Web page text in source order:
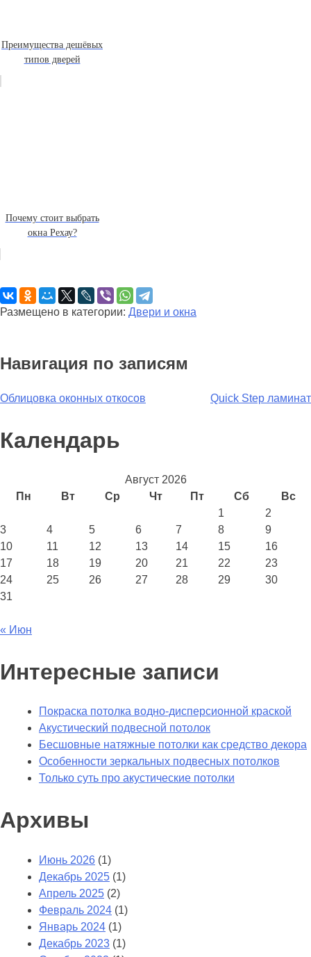
Преимущества дешёвых
типов дверей
Почему стоит выбрать
окна Рехау?
Размещено в категории: Двери и окна
Навигация по записям
Облицовка оконных откосов Quick Step ламинат
Календарь
Август 2026
Пн
Вт Ср Чт Пт Сб
Вс
1
2
3
4 5 6 7 8
9
10
11 12 13 14 15
16
17
18 19 20 21 22
23
24
25 26 27 28 29
30
31
« Июн
Интересные записи
Покраска потолка водно-дисперсионной краской
Акустический подвесной потолок
Бесшовные натяжные потолки как средство декора
Особенности зеркальных подвесных потолков
Только суть про акустические потолки
Архивы
Июнь 2026 (1)
Декабрь 2025 (1)
Апрель 2025 (2)
Февраль 2024 (1)
Январь 2024 (1)
Декабрь 2023 (1)